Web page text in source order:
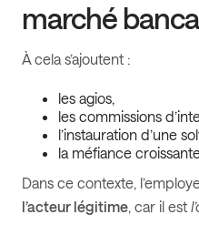
marché
À cela s’ajoutent :
les agios,
les commissions
l’instauration d’une
la méfiance
Dans ce contexte,
l’acteur légitime, car il est